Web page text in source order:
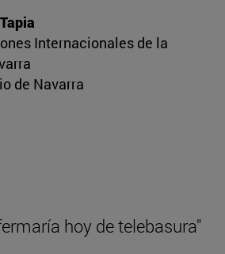
Internacionales de la
de Navarra
hoy de telebasura"